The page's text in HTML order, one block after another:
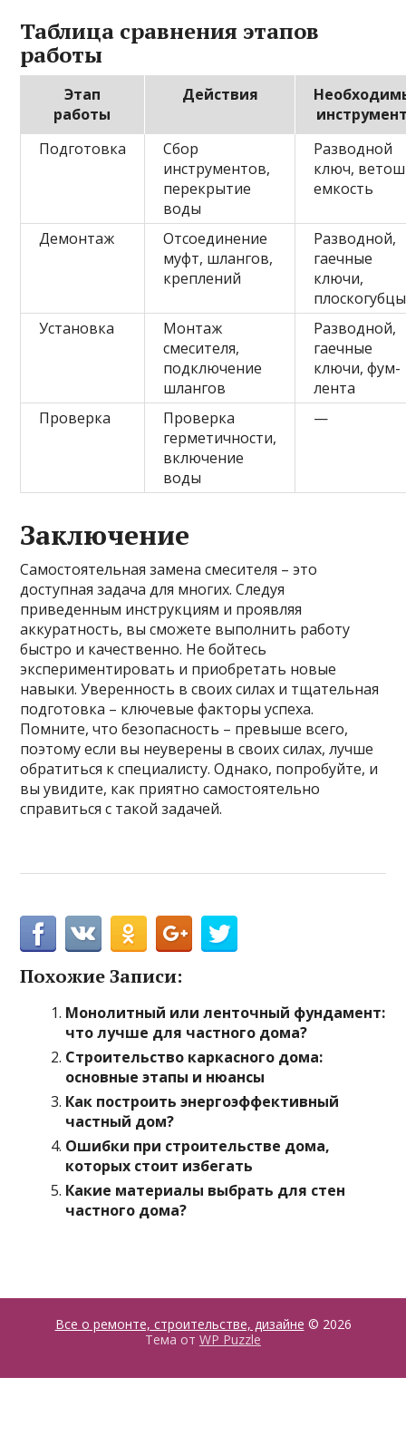
Таблица сравнения этапов
работы
Этап
работы
Действия
Подготовка
Сбор
инструментов,
перекрытие
воды
Разводной
ключ,
емкость
Демонтаж
Отсоединение
муфт, шлангов,
креплений
Разводной,
гаечные
ключи,
плоскогубцы
Установка
Монтаж
смесителя,
подключение
шлангов
Разводной,
гаечные
ключи, фум-
лента
Проверка
Проверка
герметичности,
включение
воды
—
Заключение
Самостоятельная замена смесителя – это
доступная задача для многих. Следуя
приведенным инструкциям и проявляя
аккуратность, вы сможете выполнить работу
быстро и качественно. Не бойтесь
экспериментировать и приобретать новые
навыки. Уверенность в своих силах и тщательная
подготовка – ключевые факторы успеха.
Помните, что безопасность – превыше всего,
поэтому если вы неуверены в своих силах, лучше
обратиться к специалисту. Однако, попробуйте, и
вы увидите, как приятно самостоятельно
справиться с такой задачей.
Похожие Записи:
Монолитный или ленточный фундамент:
что лучше для частного дома?
Строительство каркасного дома:
основные этапы и нюансы
Как построить энергоэффективный
частный дом?
Ошибки при строительстве дома,
которых стоит избегать
Какие материалы выбрать для стен
частного дома?
Все о ремонте, строительстве, дизайне © 2026
Тема от WP Puzzle